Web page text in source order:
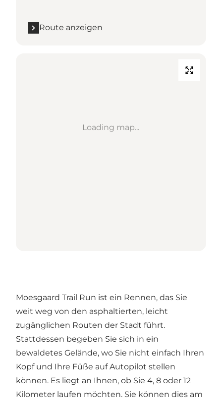
Route anzeigen
Loading map...
Moesgaard Trail Run ist ein Rennen, das Sie
weit weg von den asphaltierten, leicht
zugänglichen Routen der Stadt führt.
Stattdessen begeben Sie sich in ein
bewaldetes Gelände, wo Sie nicht einfach Ihren
Kopf und Ihre Füße auf Autopilot stellen
können. Es liegt an Ihnen, ob Sie 4, 8 oder 12
Kilometer laufen möchten. Sie können dies am